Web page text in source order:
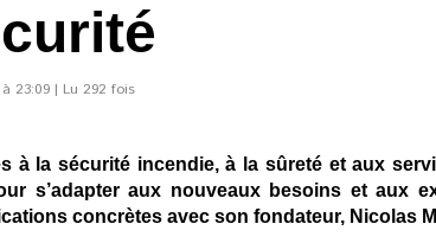
23:09 | Lu 292 fois
à la sécurité incendie, à la sûreté et aux
s’adapter aux nouveaux besoins et aux
concrètes avec son fondateur, Nicolas